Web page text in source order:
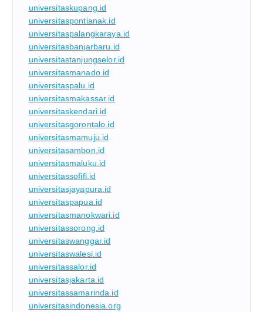
universitaskupang.id
universitaspontianak.id
universitaspalangkaraya.id
universitasbanjarbaru.id
universitastanjungselor.id
universitasmanado.id
universitaspalu.id
universitasmakassar.id
universitaskendari.id
universitasgorontalo.id
universitasmamuju.id
universitasambon.id
universitasmaluku.id
universitassofifi.id
universitasjayapura.id
universitaspapua.id
universitasmanokwari.id
universitassorong.id
universitaswanggar.id
universitaswalesi.id
universitassalor.id
universitasjakarta.id
universitassamarinda.id
universitasindonesia.org